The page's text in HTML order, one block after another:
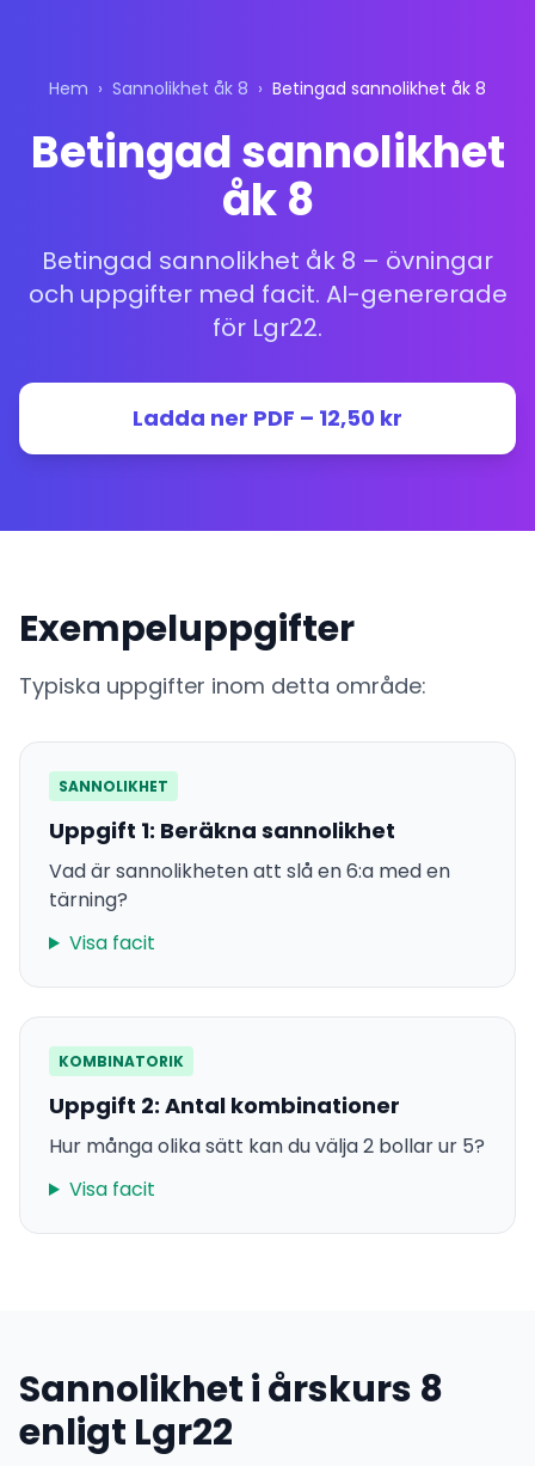
Hem › Sannolikhet åk 8 › Betingad sannolikhet åk 8
Betingad sannolikhet
åk 8
Betingad sannolikhet åk 8 – övningar
och uppgifter med facit. AI-genererade
för Lgr22.
Ladda ner PDF – 12,50 kr
Exempeluppgifter
Typiska uppgifter inom detta område:
SANNOLIKHET
Uppgift 1: Beräkna sannolikhet
Vad är sannolikheten att slå en 6:a med en
tärning?
Visa facit
KOMBINATORIK
Uppgift 2: Antal kombinationer
Hur många olika sätt kan du välja 2 bollar ur 5?
Visa facit
Sannolikhet i årskurs 8
enligt Lgr22